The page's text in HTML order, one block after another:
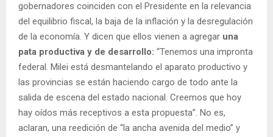
gobernadores coinciden con el Presidente en la relevancia
del equilibrio fiscal, la baja de la inflación y la desregulación
de la economía. Y dicen que ellos vienen a agregar una
pata productiva y de desarrollo: “Tenemos una impronta
federal. Milei está desmantelando el aparato productivo y
las provincias se están haciendo cargo de todo ante la
salida de escena del estado nacional. Creemos que hoy
hay oídos más receptivos a esta propuesta”. No es,
aclaran, una reedición de “la ancha avenida del medio” y